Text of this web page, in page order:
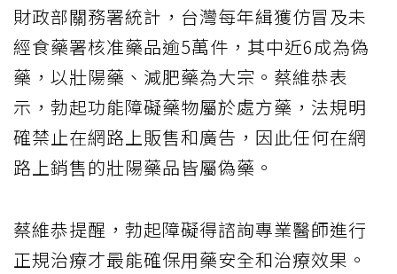
財政部關務署統計，台灣每年緝獲仿冒及未
經食藥署核准藥品逾5萬件，其中近6成為偽
藥，以壯陽藥、減肥藥為大宗。蔡維恭表
示，勃起功能障礙藥物屬於處方藥，法規明
確禁止在網路上販售和廣告，因此任何在網
路上銷售的壯陽藥品皆屬偽藥。
蔡維恭提醒，勃起障礙得諮詢專業醫師進行
正規治療才最能確保用藥安全和治療效果。